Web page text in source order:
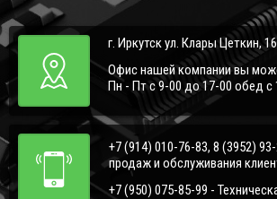
г. Иркутск ул. Клары Цеткин,
Офис нашей компании вы
Пн - Пт с 9-00 до 17-00 обед с
+7 (914) 010-76-83, 8 (3952)
продаж и обслуживания
+7 (950) 075-85-99 -